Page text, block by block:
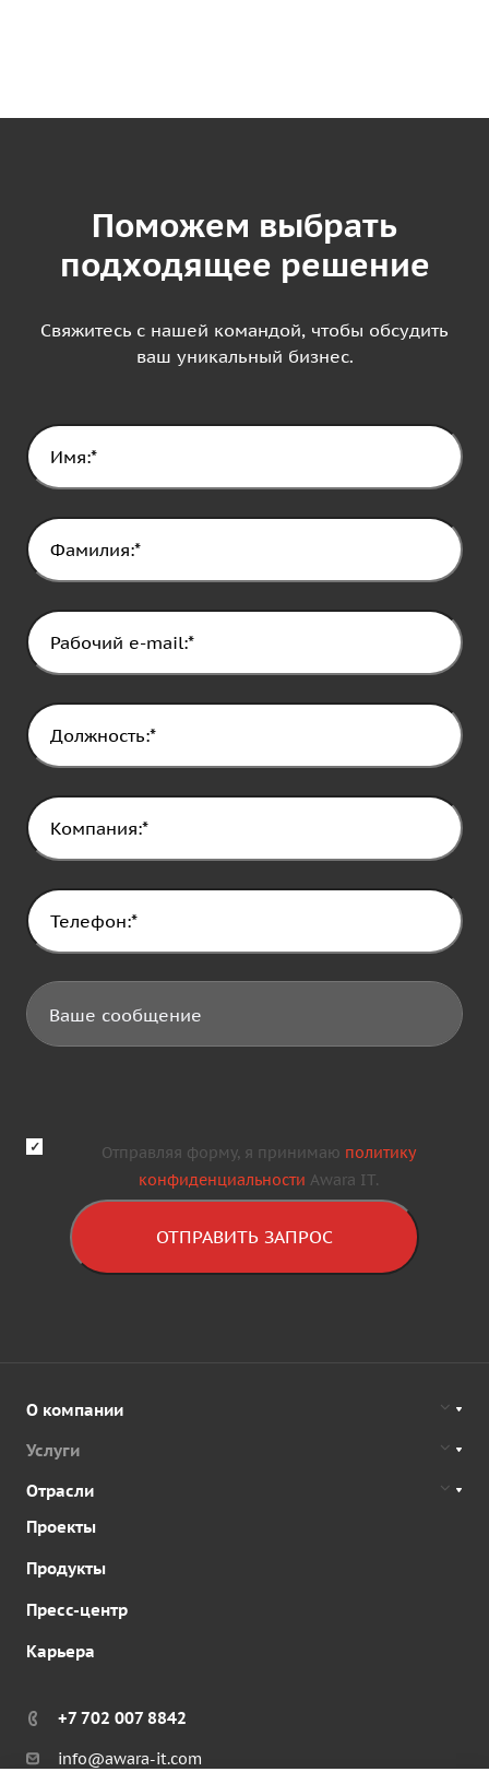
Поможем выбрать
подходящее решение
Свяжитесь с нашей командой, чтобы обсудить
ваш уникальный бизнес.
Отправляя форму, я принимаю политику
конфиденциальности Awara IT.
ОТПРАВИТЬ ЗАПРОС
О компании
Услуги
Отрасли
Проекты
Продукты
Пресс-центр
Карьера
+7 702 007 8842
info@awara-it.com